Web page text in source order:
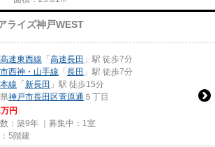
ライズ神戸WEST
速東西線 「 高速長田 」駅 徒歩7分
西神・山手線 「 長田 」駅 徒歩7分
線 「 新長田 」駅 徒歩15分
神戸市長田区菅原通 ５丁目
万円
：築9年 ｜募集中： 1室
5階建